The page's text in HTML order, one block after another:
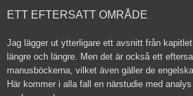
ETT EFTERSATT OMRÅDE
Jag lägger ut ytterligare ett avsnitt från
längre och längre. Men det är också ett
manusböckerna, vilket även gäller de
Här kommer i alla fall en närstudie med